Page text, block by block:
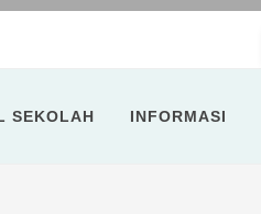
SEKOLAH INFORMASI